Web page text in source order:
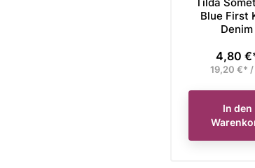
Blue First
Denim
Preis
4,80
19,20 €* /
In den